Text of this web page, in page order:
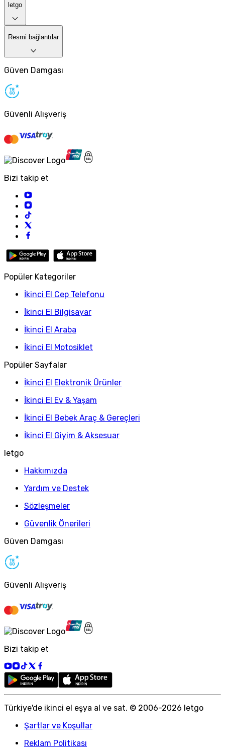
letgo
Resmi bağlantılar
Güven Damgası
Güvenli Alışveriş
Bizi takip et
Popüler Kategoriler
İkinci El Cep Telefonu
İkinci El Bilgisayar
İkinci El Araba
İkinci El Motosiklet
Popüler Sayfalar
İkinci El Elektronik Ürünler
İkinci El Ev & Yaşam
İkinci El Bebek Araç & Gereçleri
İkinci El Giyim & Aksesuar
letgo
Hakkımızda
Yardım ve Destek
Sözleşmeler
Güvenlik Önerileri
Güven Damgası
Güvenli Alışveriş
Bizi takip et
Türkiye'de ikinci el eşya al ve sat. © 2006-2026 letgo
Şartlar ve Koşullar
Reklam Politikası